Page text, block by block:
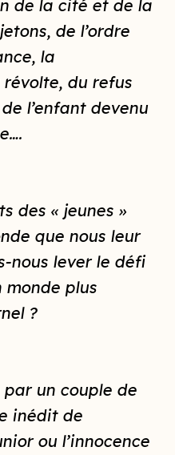
de la cité et de la
de l’ordre
la
du refus
l’enfant devenu
des « jeunes »
que nous leur
nous lever le défi
plus
?
un couple de
inédit de
ou l’innocence